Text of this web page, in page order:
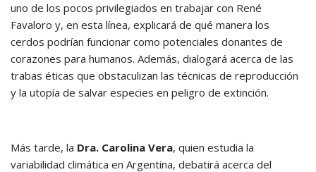
uno de los pocos privilegiados en trabajar con René
Favaloro y, en esta línea, explicará de qué manera los
cerdos podrían funcionar como potenciales donantes de
corazones para humanos. Además, dialogará acerca de las
trabas éticas que obstaculizan las técnicas de reproducción
y la utopía de salvar especies en peligro de extinción.
Más tarde, la Dra. Carolina Vera, quien estudia la
variabilidad climática en Argentina, debatirá acerca del